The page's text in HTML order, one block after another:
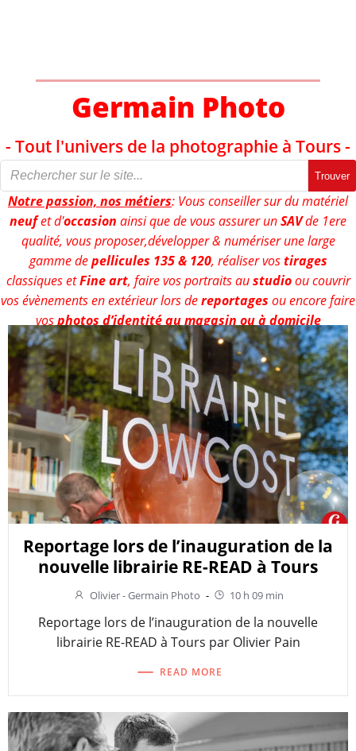
Germain Photo
- Tout l'univers de la photographie à Tours -
Trouver
Notre passion, nos métiers: Vous conseiller sur du matériel
neufet d'occasion ainsi que de vous assurer unSAVde 1ere
qualité, vous proposer,développer & numériser une large
gamme depellicules 135 & 120, réaliser vostirages
classiques etFine art, faire vos portraits austudioou couvrir
vos évènements en extérieur lors dereportages ou encore faire
vosphotos d’identité au magasin ou à domicile
Reportage lors de l’inauguration de la
nouvelle librairie RE-READ à Tours
Olivier - Germain Photo - 10 h 09 min
Reportage lors de l’inauguration de la nouvelle
librairie RE-READ à Tours par Olivier Pain
READ MORE